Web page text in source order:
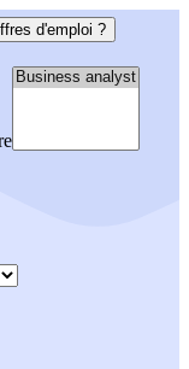
d'emploi ?